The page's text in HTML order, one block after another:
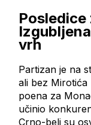
vrh
Partizan je na
ali bez Mirotića
poena za
učinio
Crno-beli su